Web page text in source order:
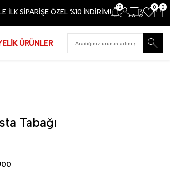
İLK SİPARİŞE ÖZEL %10 İNDİRİM!
12 0 0
ÜRÜNLER
Tabağı